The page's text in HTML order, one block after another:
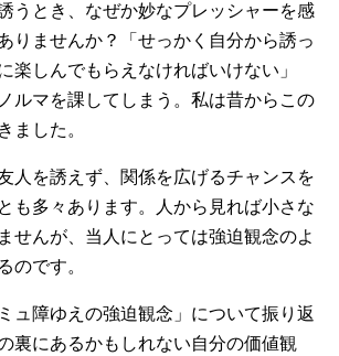
うとき、なぜか妙なプレッシャーを感
りませんか？「せっかく自分から誘っ
楽しんでもらえなければいけない」
ルマを課してしまう。私は昔からこの
ました。
人を誘えず、関係を広げるチャンスを
も多々あります。人から見れば小さな
せんが、当人にとっては強迫観念のよ
のです。
ュ障ゆえの強迫観念」について振り返
裏にあるかもしれない自分の価値観